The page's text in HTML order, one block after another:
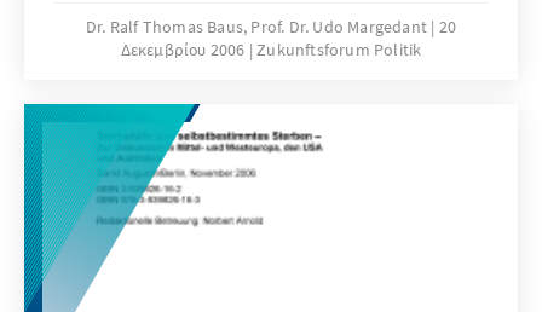
des Sozialstaates ist neben der
Finanzordnung das zentrale Thema, das in
Föderalismusreform dringend behandelt
werden muss. Die vorliegende Publikation
dokumentiert einen Workshop zum Thema
sozialer Bundesstaat, der im Rahmen des
laufenden Projekts der Konrad-Adenauer-
Stiftung „Föderalismusreform“ stattgefunden
hat.
Dr. Ralf Thomas Baus, Prof. Dr. Udo Margedant 20
Δεκεμβρίου 2006 Zukunftsforum Politik